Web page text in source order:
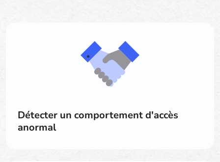
Détecter un comportement d'accès
anormal